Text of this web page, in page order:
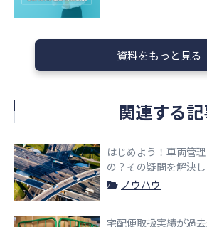
資料をもっと見る
関連する
はじめよう！車両管
の？その疑問を解決
ノウハウ
宅配便取扱実績が過